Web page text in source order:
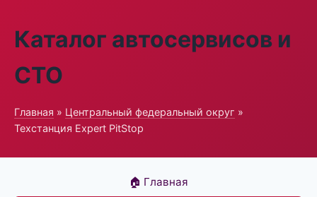
Каталог автосервисов и
СТО
Главная » Центральный федеральный округ »
Техстанция Expert PitStop
🏠 Главная